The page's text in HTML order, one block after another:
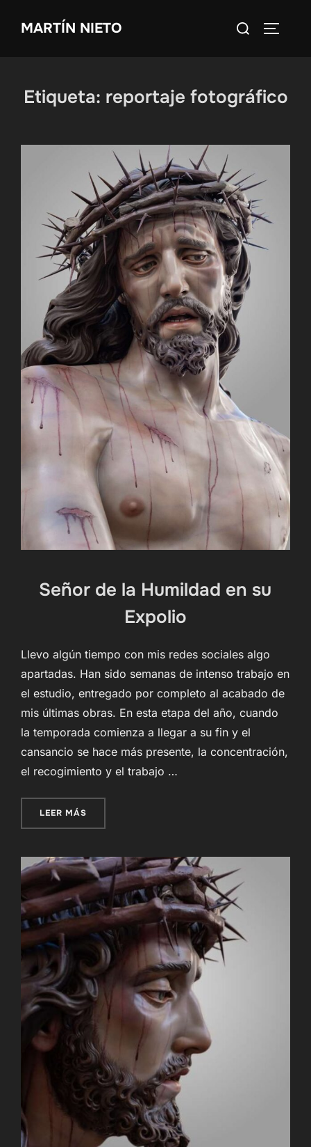
MARTÍN NIETO Buscar:
Etiqueta: reportaje fotográfico
Señor de la Humildad en su
Expolio
Llevo algún tiempo con mis redes sociales algo
apartadas. Han sido semanas de intenso trabajo en
el estudio, entregado por completo al acabado de
mis últimas obras. En esta etapa del año, cuando
la temporada comienza a llegar a su fin y el
cansancio se hace más presente, la concentración,
el recogimiento y el trabajo …
LEER MÁS